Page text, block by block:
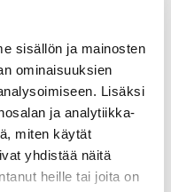
sisällön ja mainosten
ominaisuuksien
Lisäksi
ja analytiikka-
miten käytät
yhdistää näitä
heille tai joita on
velvollisuus on olla
Välittäjän tulee
ja esittää